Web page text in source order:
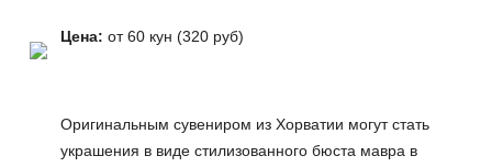
Цена: от 60 кун (320 руб)
Оригинальным сувениром из Хорватии могут стать
украшения в виде стилизованного бюста мавра в